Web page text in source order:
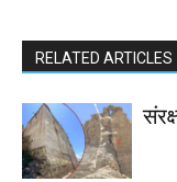
RELATED ARTICLES